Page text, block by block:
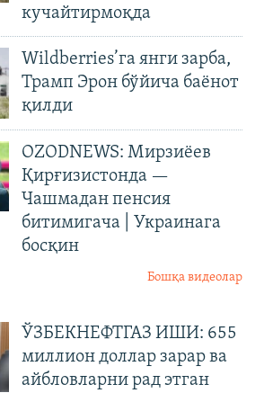
кучайтирмоқда
Wildberries’га янги зарба,
Трамп Эрон бўйича баёнот
қилди
OZODNEWS: Мирзиёев
Қирғизистонда —
Чашмадан пенсия
битимигача | Украинага
босқин
Бошқа видеолар
ЎЗБЕКНЕФТГАЗ ИШИ: 655
миллион доллар зарар ва
айбловларни рад этган